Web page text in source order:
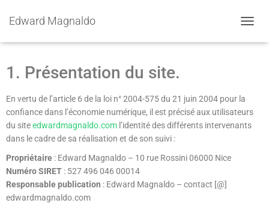
Edward Magnaldo
U
F
E
Mentions légales
1. Présentation du site.
En vertu de l’article 6 de la loi n° 2004-575 du 21 juin 2004 pour la
confiance dans l’économie numérique, il est précisé aux utilisateurs
du siteedwardmagnaldo.com l’identité des différents intervenants
dans le cadre de sa réalisation et de son suivi :
Propriétaire : Edward Magnaldo – 10 rue Rossini 06000 Nice
Numéro SIRET : 527 496 046 00014
Responsable publication : Edward Magnaldo – contact [@]
edwardmagnaldo.com